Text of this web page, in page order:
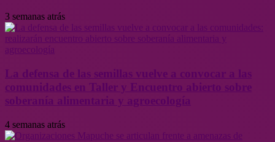
3 semanas atrás
La defensa de las semillas vuelve a convocar a las
comunidades en Taller y Encuentro abierto sobre
soberanía alimentaria y agroecología
4 semanas atrás